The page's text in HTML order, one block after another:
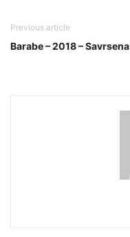
Previous article
Barabe – 2018 – Savrsena